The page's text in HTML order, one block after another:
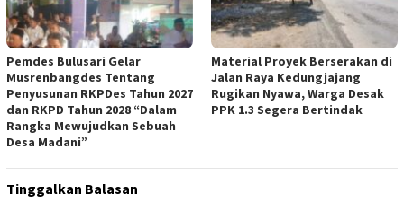
Pemdes Bulusari Gelar
Musrenbangdes Tentang
Penyusunan RKPDes Tahun 2027
dan RKPD Tahun 2028 “Dalam
Rangka Mewujudkan Sebuah
Desa Madani”
Material Proyek Berserakan di
Jalan Raya Kedungjajang
Rugikan Nyawa, Warga Desak
PPK 1.3 Segera Bertindak
Tinggalkan Balasan